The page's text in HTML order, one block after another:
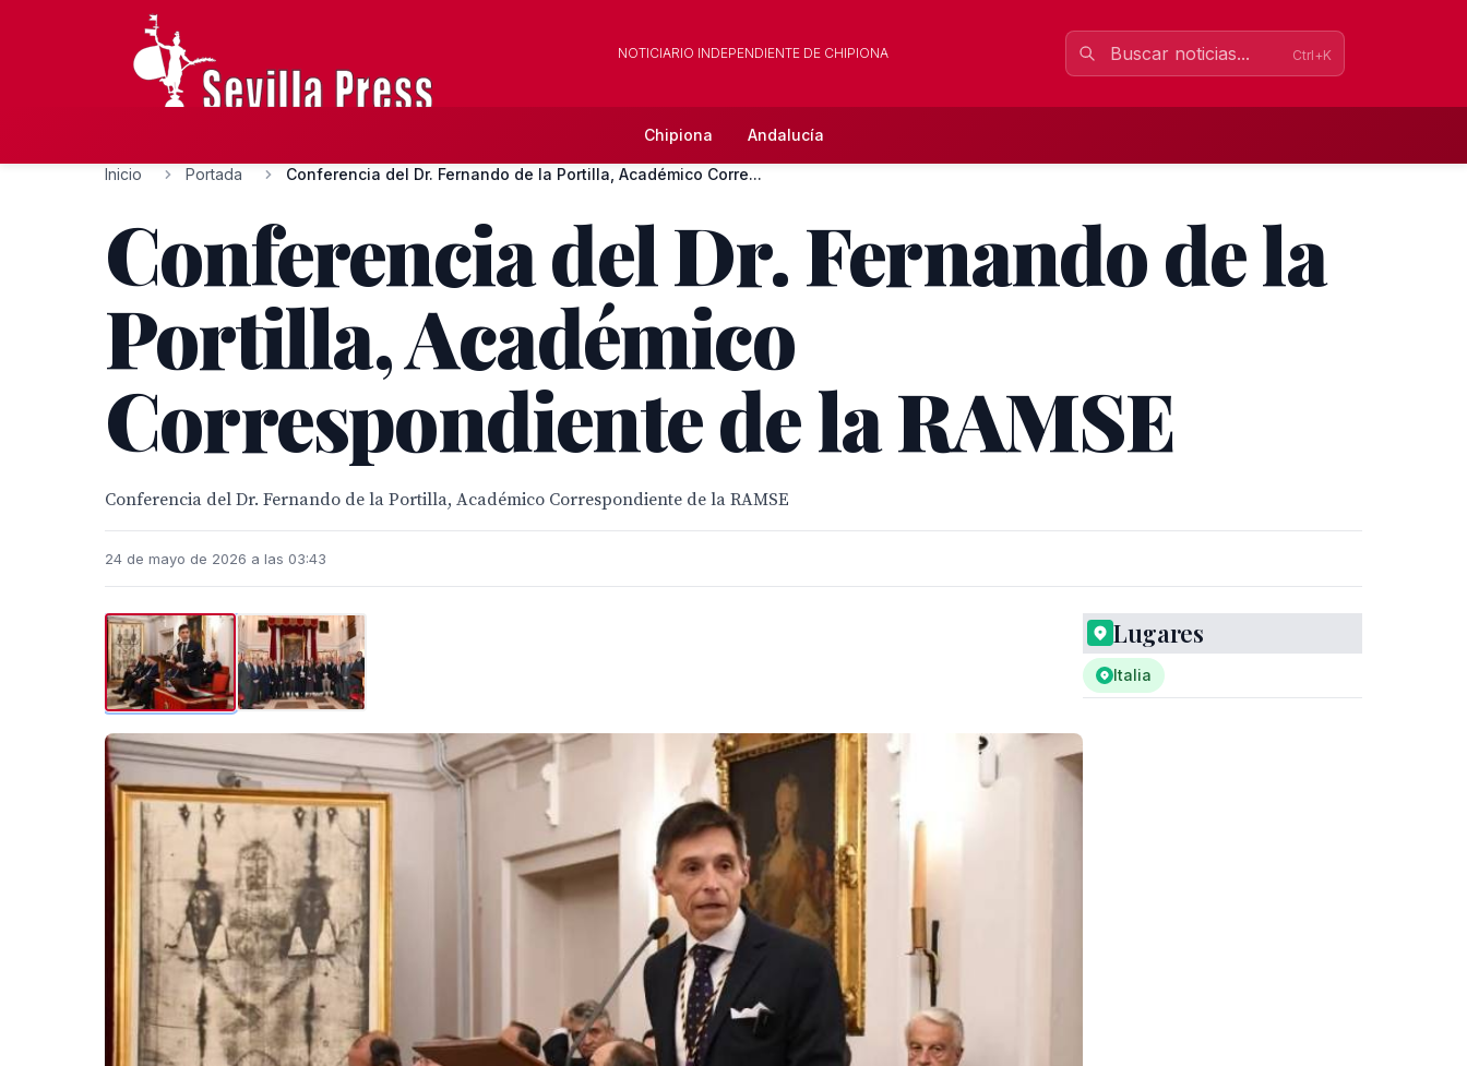
NOTICIARIO INDEPENDIENTE DE CHIPIONA Ctrl+K
Chipiona Andalucía
Inicio Portada Conferencia del Dr. Fernando de la Portilla, Académico Corre...
Conferencia del Dr. Fernando de la
Portilla, Académico
Correspondiente de la RAMSE
Conferencia del Dr. Fernando de la Portilla, Académico Correspondiente de la RAMSE
24 de mayo de 2026 a las 03:43
Lugares
Italia